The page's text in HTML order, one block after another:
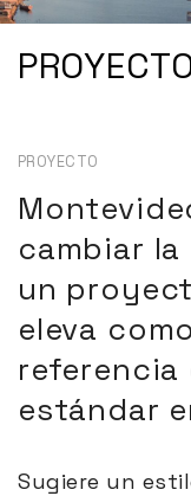
PROYECTO
cambiar
un
eleva
referencia
estándar
Sugiere un